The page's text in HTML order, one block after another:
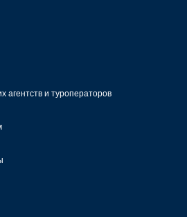
агентств и туроператоров